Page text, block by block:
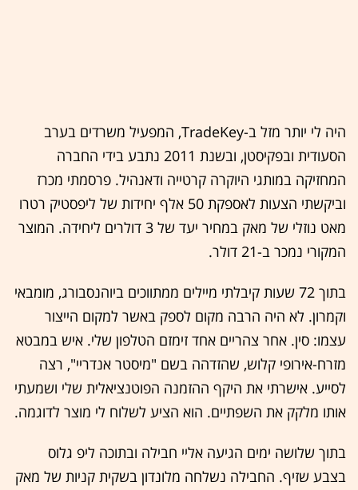
היה לי יותר מזל ב-TradeKey, המפעיל משרדים בערב
הסעודית ובפקיסטן, ובשנת 2011 נתבע בידי החברה
המחזיקה במותגי היוקרה קרטייה ודאנהיל. פרסמתי מכרז
וביקשתי הצעות לאספקת 50 אלף יחידות של ליפסטיק רטרו
מאט נוזלי של מאק במחיר יעד של 3 דולרים ליחידה. המוצר
המקורי נמכר ב-21 דולר.
בתוך 72 שעות קיבלתי מיילים ממתווכים ביוהנסבורג, מומבאי
וקמרון. לא היה הרבה מקום לספק באשר למקום הייצור
עצמו: סין. אחר צהריים אחד זימזם הטלפון שלי. איש במבטא
מזרח-אירופי קלוש, שהזדהה בשם "מיסטר אנדריי", רצה
לסייע. אישרתי את היקף ההזמנה הפוטנציאלית שלי ושמעתי
אותו מלקק את השפתיים. הוא הציע לשלוח לי מוצר לדוגמה.
בתוך שלושה ימים הגיעה אליי חבילה ובתוכה ליפ גלוס
בצבע שזיף. החבילה נשלחה מלונדון בשקית קניות של מאק